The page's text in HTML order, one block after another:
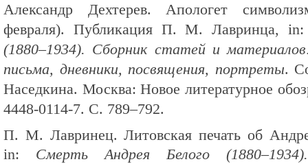
Александр Дехтерев. Апологет
февраля). Публикация П. М. Лавринца,
(1880–1934). Сборник статей и
письма, дневники, посвящения, портреты.
Наседкина. Москва: Новое литературное
4448-0114-7. С. 789–792.
П. М. Лавринец. Литовская печать об
in: Смерть Андрея Белого